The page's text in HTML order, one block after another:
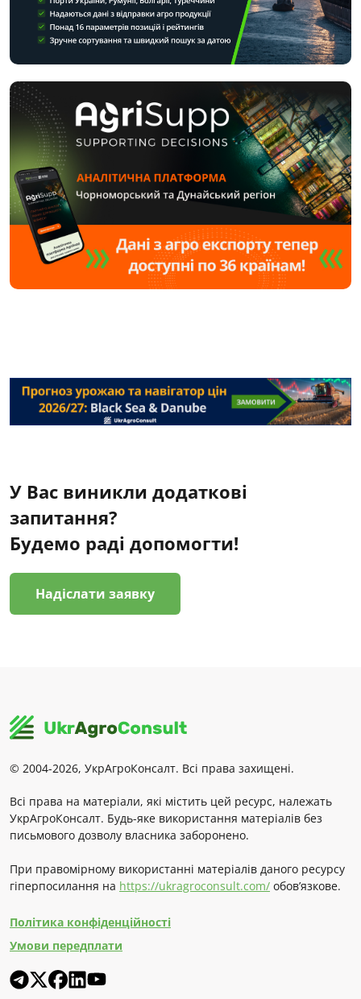
У Вас виникли додаткові
запитання?
Будемо раді допомогти!
Надіслати заявку
© 2004-2026, УкрАгроКонсалт. Всі права захищені.
Всі права на матеріали, які містить цей ресурс, належать
УкрАгроКонсалт. Будь-яке використання матеріалів без
письмового дозволу власника заборонено.
При правомірному використанні матеріалів даного ресурсу
гіперпосилання на https://ukragroconsult.com/ обов’язкове.
Політика конфіденційності
Умови передплати